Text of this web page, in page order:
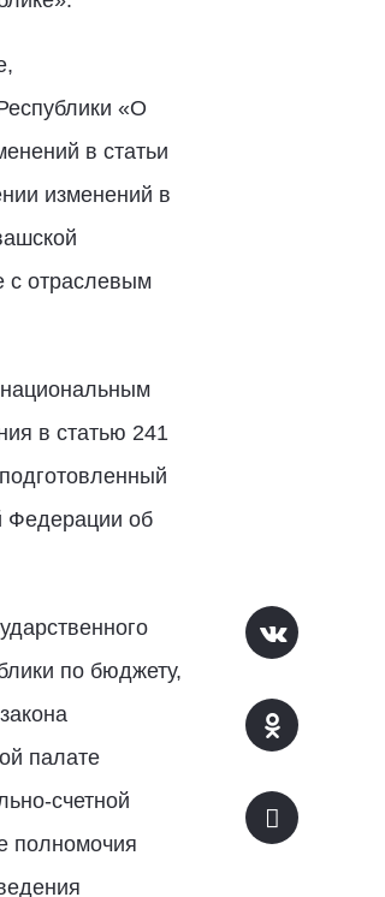
«О
в статьи
изменений в
с отраслевым
национальным
в статью 241
Федерации об
по бюджету,
палате
счетной
полномочия